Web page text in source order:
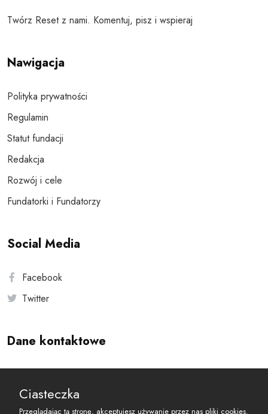
Twórz Reset z nami. Komentuj, pisz i wspieraj
Nawigacja
Polityka prywatności
Regulamin
Statut fundacji
Redakcja
Rozwój i cele
Fundatorki i Fundatorzy
Social Media
Facebook
Twitter
Dane kontaktowe
reset@resetobywatelski.pl
Ciasteczka
Przeglądając tą stronę, akceptujesz używanie przez nas pliki cookies.